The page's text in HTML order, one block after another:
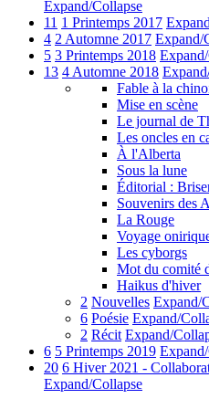
Expand/Collapse
11 1 Printemps 2017
4 2 Automne 2017 Expand/
5 3 Printemps 2018
13 4 Automne 2018
Fable à la
Mise en scène
Le journal de
Les oncles en
À l'Alberta
Sous la lune
Éditorial :
Souvenirs des
La Rouge
Voyage
Les cyborgs
Mot du comité
Haikus d'hiver
2 Nouvelles Expand/
6 Poésie Expand/
2 Récit Expand/
6 5 Printemps 2019
20 6 Hiver 2021 -
Expand/Collapse